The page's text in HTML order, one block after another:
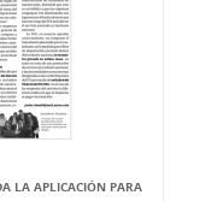
LA APLICACIÓN PARA